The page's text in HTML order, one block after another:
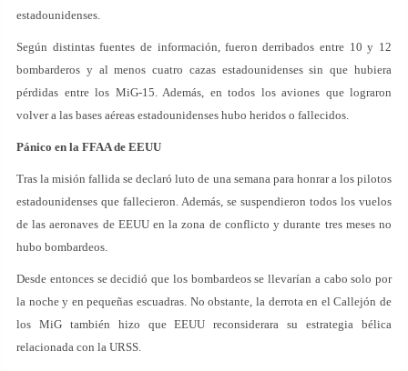
estadounidenses.
Según distintas fuentes de información, fueron derribados entre 10 y 12
bombarderos y al menos cuatro cazas estadounidenses sin que hubiera
pérdidas entre los MiG-15. Además, en todos los aviones que lograron
volver a las bases aéreas estadounidenses hubo heridos o fallecidos.
Pánico en la FFAA de EEUU
Tras la misión fallida se declaró luto de una semana para honrar a los pilotos
estadounidenses que fallecieron. Además, se suspendieron todos los vuelos
de las aeronaves de EEUU en la zona de conflicto y durante tres meses no
hubo bombardeos.
Desde entonces se decidió que los bombardeos se llevarían a cabo solo por
la noche y en pequeñas escuadras. No obstante, la derrota en el Callejón de
los MiG también hizo que EEUU reconsiderara su estrategia bélica
relacionada con la URSS.